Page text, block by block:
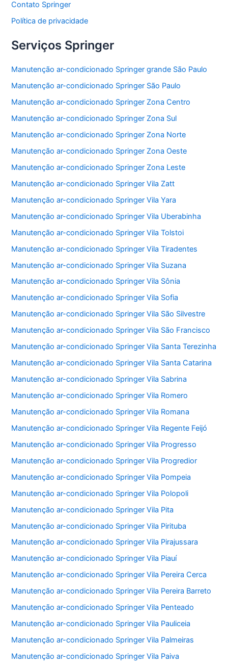
k
Contato Springer
Política de privacidade
Serviços Springer
Manutenção ar-condicionado Springer grande São Paulo
Manutenção ar-condicionado Springer São Paulo
Manutenção ar-condicionado Springer Zona Centro
Manutenção ar-condicionado Springer Zona Sul
Manutenção ar-condicionado Springer Zona Norte
Manutenção ar-condicionado Springer Zona Oeste
Manutenção ar-condicionado Springer Zona Leste
Manutenção ar-condicionado Springer Vila Zatt
Manutenção ar-condicionado Springer Vila Yara
Manutenção ar-condicionado Springer Vila Uberabinha
Manutenção ar-condicionado Springer Vila Tolstoi
Manutenção ar-condicionado Springer Vila Tiradentes
Manutenção ar-condicionado Springer Vila Suzana
Manutenção ar-condicionado Springer Vila Sônia
Manutenção ar-condicionado Springer Vila Sofia
Manutenção ar-condicionado Springer Vila São Silvestre
Manutenção ar-condicionado Springer Vila São Francisco
Manutenção ar-condicionado Springer Vila Santa Terezinha
Manutenção ar-condicionado Springer Vila Santa Catarina
Manutenção ar-condicionado Springer Vila Sabrina
Manutenção ar-condicionado Springer Vila Romero
Manutenção ar-condicionado Springer Vila Romana
Manutenção ar-condicionado Springer Vila Regente Feijó
Manutenção ar-condicionado Springer Vila Progresso
Manutenção ar-condicionado Springer Vila Progredior
Manutenção ar-condicionado Springer Vila Pompeia
Manutenção ar-condicionado Springer Vila Polopoli
Manutenção ar-condicionado Springer Vila Pita
Manutenção ar-condicionado Springer Vila Pirituba
Manutenção ar-condicionado Springer Vila Pirajussara
Manutenção ar-condicionado Springer Vila Piauí
Manutenção ar-condicionado Springer Vila Pereira Cerca
Manutenção ar-condicionado Springer Vila Pereira Barreto
Manutenção ar-condicionado Springer Vila Penteado
Manutenção ar-condicionado Springer Vila Pauliceia
Manutenção ar-condicionado Springer Vila Palmeiras
Manutenção ar-condicionado Springer Vila Paiva